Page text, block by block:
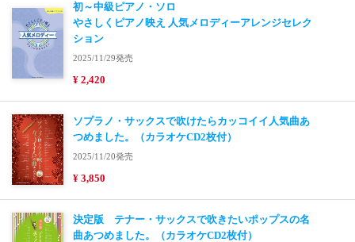
初～中級ピアノ・ソロ
やさしくピアノ映え 人気メロディーアレンジセレク
ション
2025/11/29発売
¥ 2,420
ソプラノ・サックスで吹けたらカッコイイ人気曲あ
つめました。（カラオケCD2枚付）
2025/11/20発売
¥ 3,850
決定版 テナー・サックスで吹きたいポップスの名
曲あつめました。（カラオケCD2枚付）